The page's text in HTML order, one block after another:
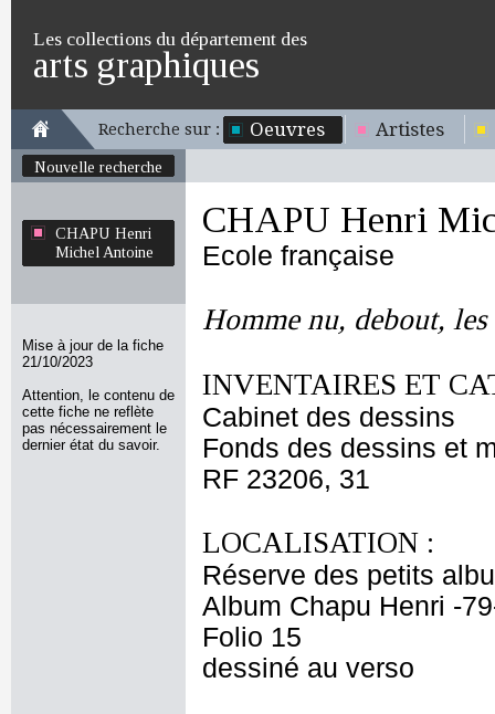
Les collections du département des
arts graphiques
Recherche sur : Oeuvres Artistes
Nouvelle recherche
CHAPU Henri
Michel Antoine
Mise à jour de la fiche
21/10/2023
Attention, le contenu de
cette fiche ne reflète
pas nécessairement le
dernier état du savoir.
CHAPU Henri
Ecole française
Homme nu, debout,
INVENTAIRES ET
Cabinet des dessins
Fonds des dessins et
RF 23206, 31
LOCALISATION :
Réserve des petits
Album Chapu Henri -
Folio 15
dessiné au verso